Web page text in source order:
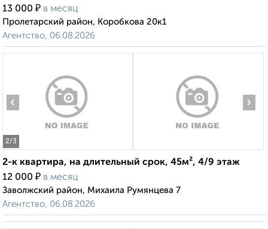
13 000 ₽ в месяц
Пролетарский район, Коробкова 20к1
Агентство, 06.08.2026
2/3
‹ ›
2-к квартира, на длительный срок, 45м², 4/9 этаж
12 000 ₽ в месяц
Заволжский район, Михаила Румянцева 7
Агентство, 06.08.2026